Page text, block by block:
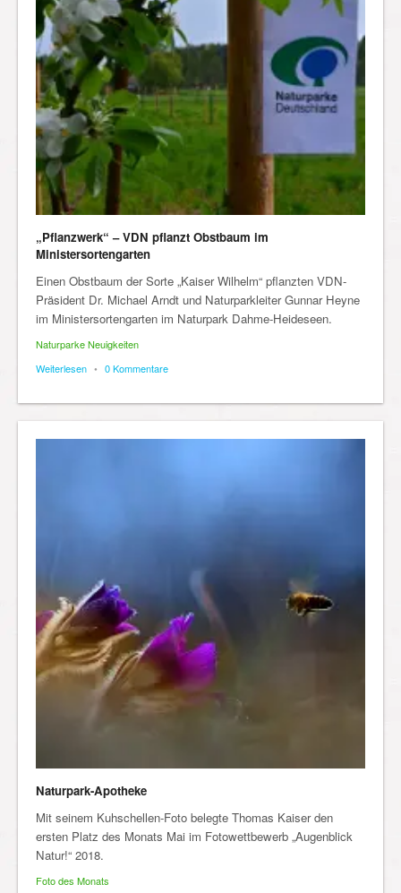
„Pflanzwerk“ – VDN pflanzt Obstbaum im
Ministersortengarten
Einen Obstbaum der Sorte „Kaiser Wilhelm“ pflanzten VDN-
Präsident Dr. Michael Arndt und Naturparkleiter Gunnar Heyne
im Ministersortengarten im Naturpark Dahme-Heideseen.
Naturparke Neuigkeiten
Weiterlesen • 0 Kommentare
Naturpark-Apotheke
Mit seinem Kuhschellen-Foto belegte Thomas Kaiser den
ersten Platz des Monats Mai im Fotowettbewerb „Augenblick
Natur!“ 2018.
Foto des Monats